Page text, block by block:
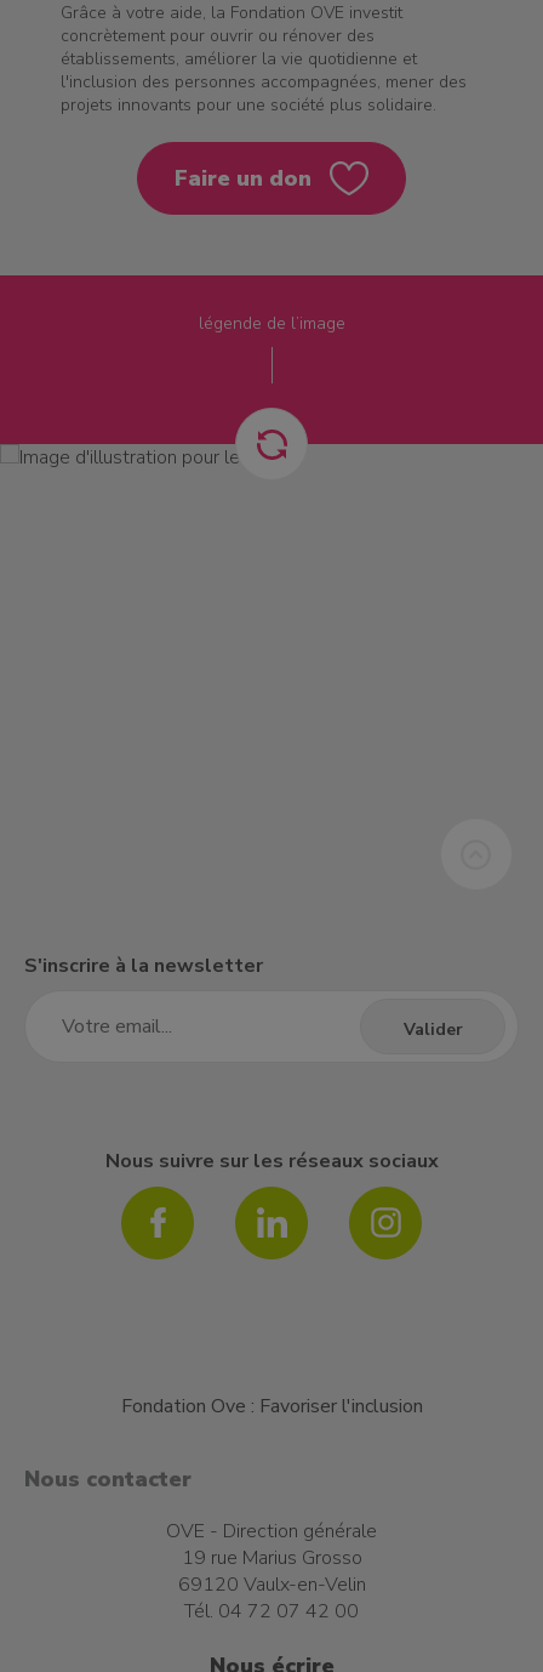
Grâce à votre aide, la Fondation OVE investit
concrètement pour ouvrir ou rénover des
établissements, améliorer la vie quotidienne et
l'inclusion des personnes accompagnées, mener des
projets innovants pour une société plus solidaire.
Faire un don
légende de l’image
S'inscrire à la newsletter
Nous suivre sur les réseaux sociaux
Fondation Ove : Favoriser l'inclusion
Nous contacter
OVE - Direction générale
19 rue Marius Grosso
69120 Vaulx-en-Velin
Tél. 04 72 07 42 00
Nous écrire